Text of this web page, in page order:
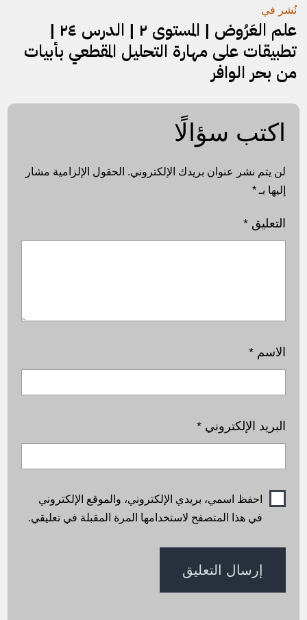
تصفّح
المقالات
نُشر في
علم العَرُوض | المستوى ٢ | الدرس ٢٤ |
تطبيقات على مهارة التحليل المقطعي بأبيات
من بحر الوافر
اكتب سؤالًا
لن يتم نشر عنوان بريدك الإلكتروني. الحقول الإلزامية مشار
إليها بـ*
التعليق*
الاسم*
البريد الإلكتروني*
احفظ اسمي، بريدي الإلكتروني، والموقع الإلكتروني
في هذا المتصفح لاستخدامها المرة المقبلة في تعليقي.